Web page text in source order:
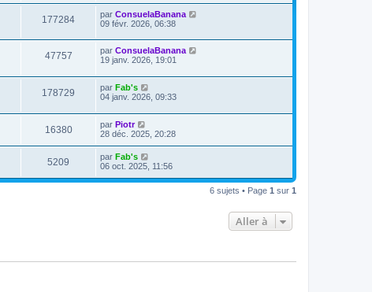
177284 par ConsuelaBanana
09 févr. 2026, 06:38
47757 par ConsuelaBanana
19 janv. 2026, 19:01
178729 par Fab's
04 janv. 2026, 09:33
16380 par Piotr
28 déc. 2025, 20:28
5209 par Fab's
06 oct. 2025, 11:56
6 sujets • Page 1 sur 1
Aller à